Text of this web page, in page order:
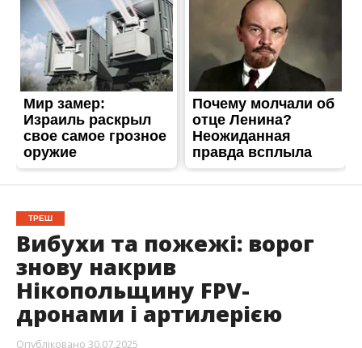
Вибухи та пожежі: ворог
знову накрив
Нікопольщину FPV-
дронами і артилерією
Опубліковано 30.07.2025